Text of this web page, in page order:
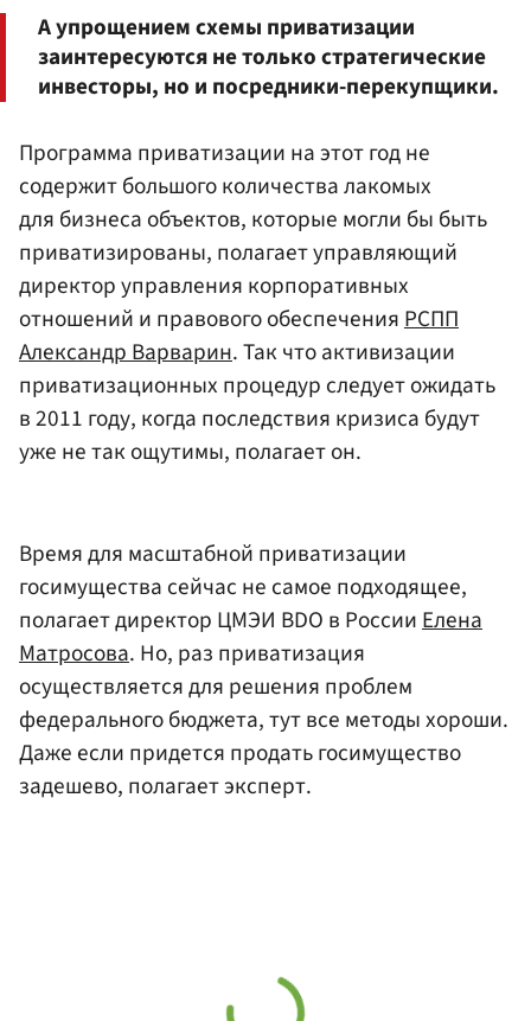
А упрощением схемы приватизации
заинтересуются не только стратегические
инвесторы, но и посредники-перекупщики.
Программа приватизации на этот год не
содержит большого количества лакомых
для бизнеса объектов, которые могли бы быть
приватизированы, полагает управляющий
директор управления корпоративных
отношений и правового обеспеченияРСПП
Александр Варварин. Так что активизации
приватизационных процедур следует ожидать
в 2011 году, когда последствия кризиса будут
уже не так ощутимы, полагает он.
Время для масштабной приватизации
госимущества сейчас не самое подходящее,
полагает директор ЦМЭИ BDO в РоссииЕлена
Матросова. Но, раз приватизация
осуществляется для решения проблем
федерального бюджета, тут все методы хороши.
Даже если придется продать госимущество
задешево, полагает эксперт.